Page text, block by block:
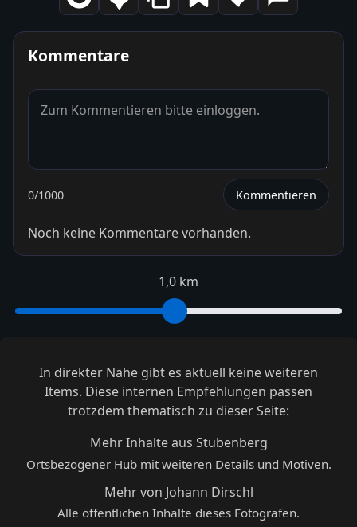
Kommentare
0/1000 Kommentieren
Noch keine Kommentare vorhanden.
1,0 km
In direkter Nähe gibt es aktuell keine weiteren
Items. Diese internen Empfehlungen passen
trotzdem thematisch zu dieser Seite:
Mehr Inhalte aus Stubenberg
Ortsbezogener Hub mit weiteren Details und Motiven.
Mehr von Johann Dirschl
Alle öffentlichen Inhalte dieses Fotografen.